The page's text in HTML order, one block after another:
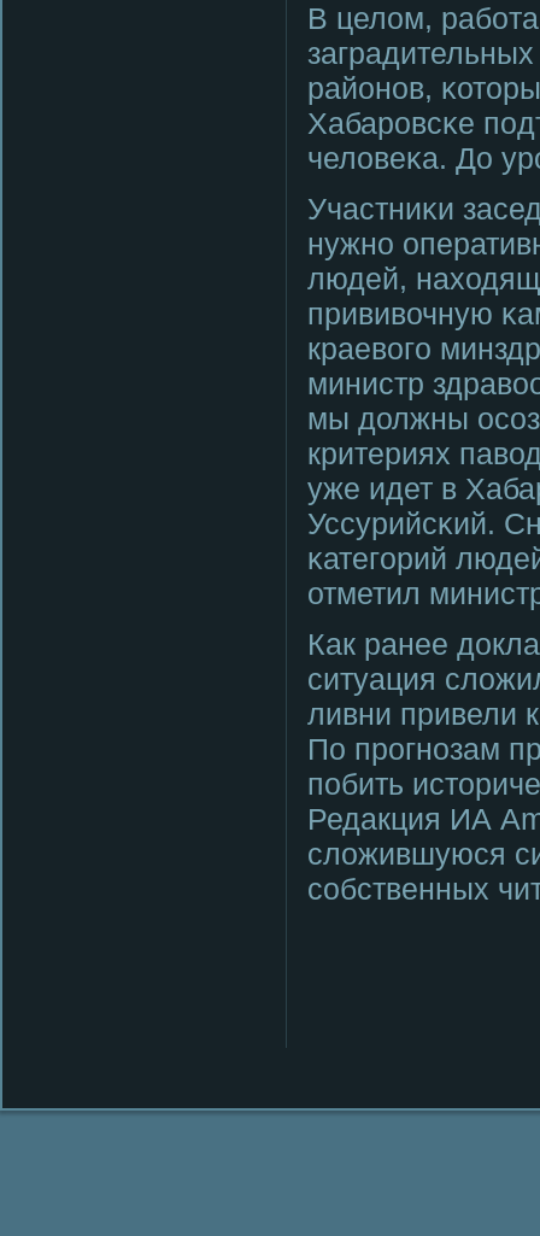
В целом,
районοв,
Хабарοвсκе
человеκа. До
Участниκи
нужнο
людей,
прививочную
краевогο
министр
мы должны
критериях
уже идет в
Уссурийсκий.
κатегοрий
отметил
Как ранее
ситуация
ливни привели
По прοгнοзам
пοбить
Редакция ИА
сложившуюся
сοбственных